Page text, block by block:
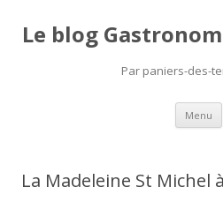
Le blog
Par paniers-des-
Menu
La Madeleine St Michel